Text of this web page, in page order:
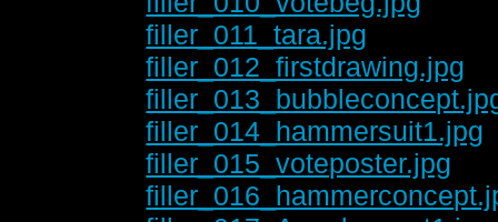
filler_011_tara.jpg
filler_012_firstdrawing.jpg
filler_014_hammersuit1.jpg
filler_015_voteposter.jpg